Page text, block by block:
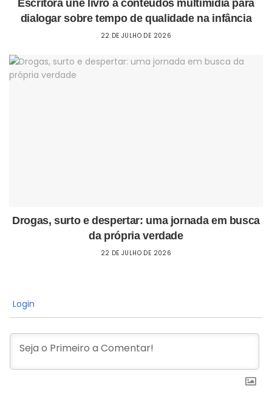
Escritora une livro a conteúdos multimídia para
dialogar sobre tempo de qualidade na infância
22 DE JULHO DE 2026
Drogas, surto e despertar: uma jornada em busca
da própria verdade
22 DE JULHO DE 2026
Login